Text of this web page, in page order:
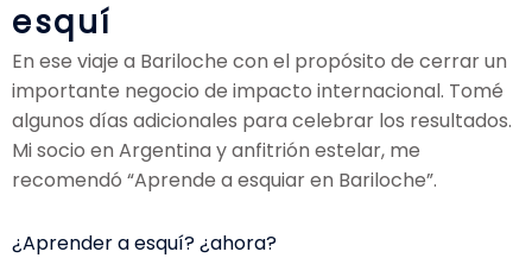
esquí
En ese viaje a Bariloche con el propósito de cerrar un
importante negocio de impacto internacional. Tomé
algunos días adicionales para celebrar los resultados.
Mi socio en Argentina y anfitrión estelar, me
recomendó “Aprende a esquiar en Bariloche”.
¿Aprender a esquí? ¿ahora?